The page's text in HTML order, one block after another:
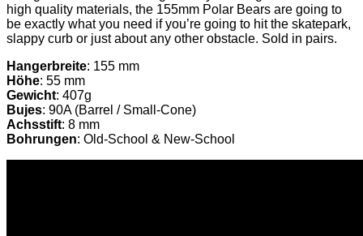
high quality materials, the 155mm Polar Bears are going to
be exactly what you need if you’re going to hit the skatepark,
slappy curb or just about any other obstacle. Sold in pairs.
Hangerbreite: 155 mm
Höhe: 55 mm
Gewicht: 407g
Bujes: 90A (Barrel / Small-Cone)
Achsstift: 8 mm
Bohrungen: Old-School & New-School